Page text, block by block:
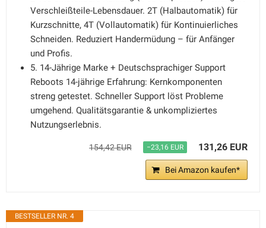
Verschleißteile-Lebensdauer. 2T (Halbautomatik) für
Kurzschnitte, 4T (Vollautomatik) für Kontinuierliches
Schneiden. Reduziert Handermüdung – für Anfänger
und Profis.
5. 14-Jährige Marke + Deutschsprachiger Support
Reboots 14-jährige Erfahrung: Kernkomponenten
streng getestet. Schneller Support löst Probleme
umgehend. Qualitätsgarantie & unkompliziertes
Nutzungserlebnis.
154,42 EUR −23,16 EUR 131,26 EUR
Bei Amazon kaufen*
BESTSELLER NR. 4